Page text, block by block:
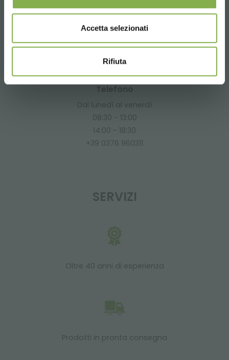
Accetta selezionati
Rifiuta
info@orlandelli.it
Dal lunedì al venerdì
08:30 - 13:00
14:00 - 18:30
+39 0376 960311
SERVIZI
Oltre 40 anni di esperienza
Prodotti in pronta consegna